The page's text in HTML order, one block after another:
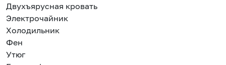
Двухъярусная кровать
Электрочайник
Холодильник
Фен
Утюг